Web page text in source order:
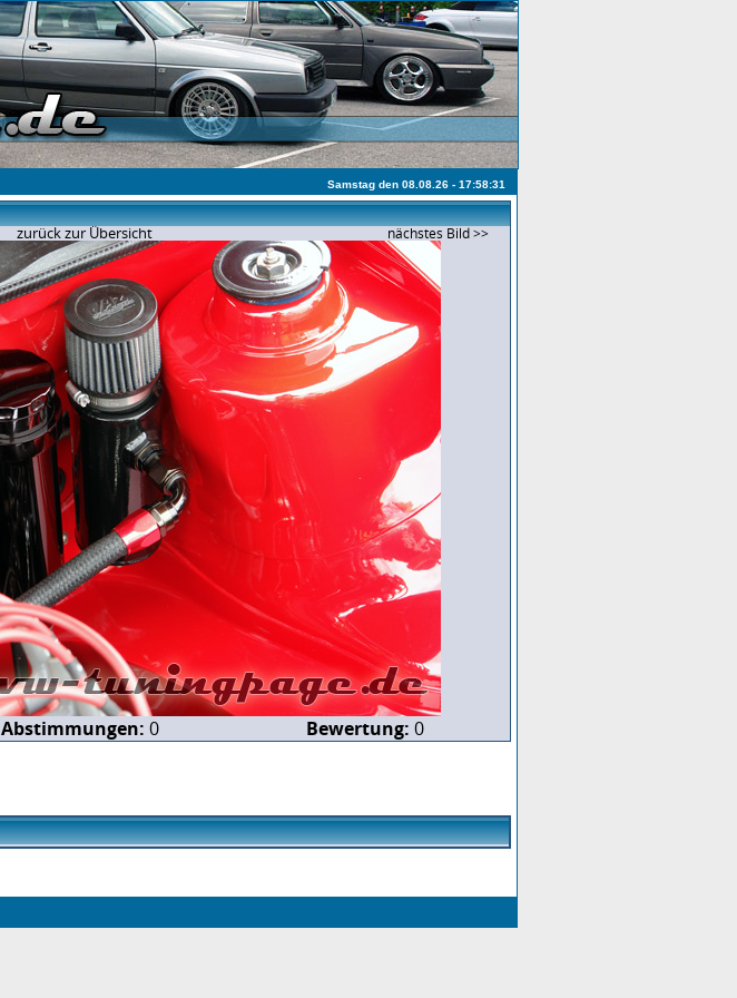
Samstag den 08.08.26 - 17:58:31
zurück zur Übersicht nächstes Bild >>
Abstimmungen: 0 Bewertung: 0